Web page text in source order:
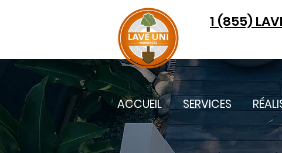
1 (855)
ACCUEIL SERVICES